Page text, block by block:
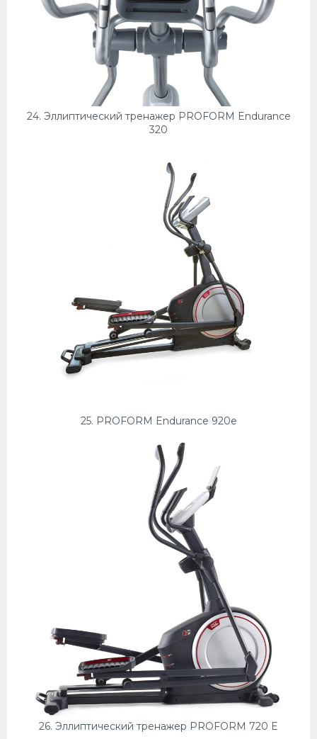
24. Эллиптический тренажер PROFORM Endurance
320
25. PROFORM Endurance 920e
26. Эллиптический тренажер PROFORM 720 E